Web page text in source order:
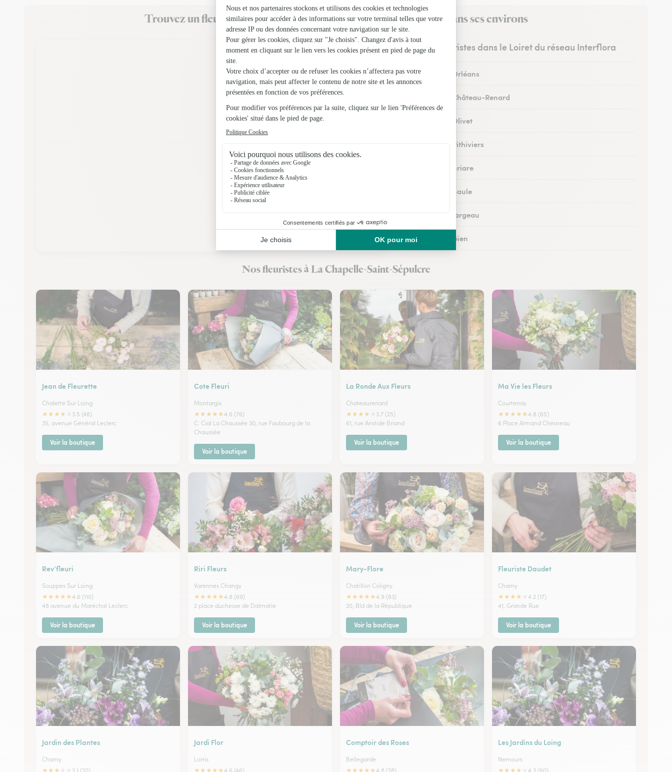
Trouvez un fleuriste Interflora à La Chapelle-Saint-Sépulcre et dans ses environs
Les fleuristes dans le Loiret du réseau Interflora
Fleuristes à Orléans
Fleuristes à Château-Renard
Fleuristes à Olivet
Fleuristes à Pithiviers
Fleuristes à Briare
Fleuristes à Baule
Fleuristes à Jargeau
Fleuristes à Gien
Nos fleuristes à La Chapelle-Saint-Sépulcre
Jean de Fleurette
Chalette Sur Loing
★★★★
3.5 (48)
35, avenue Général Leclerc
Voir la boutique
Cote Fleuri
Montargis
★★★★★4.6 (76)
C. Cial La Chaussée 30, rue Faubourg de la
Chaussée
Voir la boutique
La Ronde Aux Fleurs
Chateaurenard
★★★★
3.7 (25)
61, rue Aristide Briand
Voir la boutique
Ma Vie les Fleurs
Courtenay
★★★★★4.8 (65)
6 Place Armand Chesneau
Voir la boutique
Rev’fleuri
Souppes Sur Loing
★★★★★4.6 (110)
48 avenue du Maréchal Leclerc
Voir la boutique
Riri Fleurs
Varennes Changy
★★★★★4.8 (69)
2 place duchesse de Dalmatie
Voir la boutique
Mary-Flore
Chatillon Coligny
★★★★★4.9 (83)
20, Bld de la République
Voir la boutique
Fleuriste Daudet
Charny
★★★★
4.2 (17)
41, Grande Rue
Voir la boutique
Jardin des Plantes
Charny
★★★ 3.1 (20)
Jardi Flor
Lorris
★★★★★4.6 (46)
Comptoir des Roses
Bellegarde
★★★★★4.8 (28)
Les Jardins du Loing
Nemours
★★★★ 4.3 (60)